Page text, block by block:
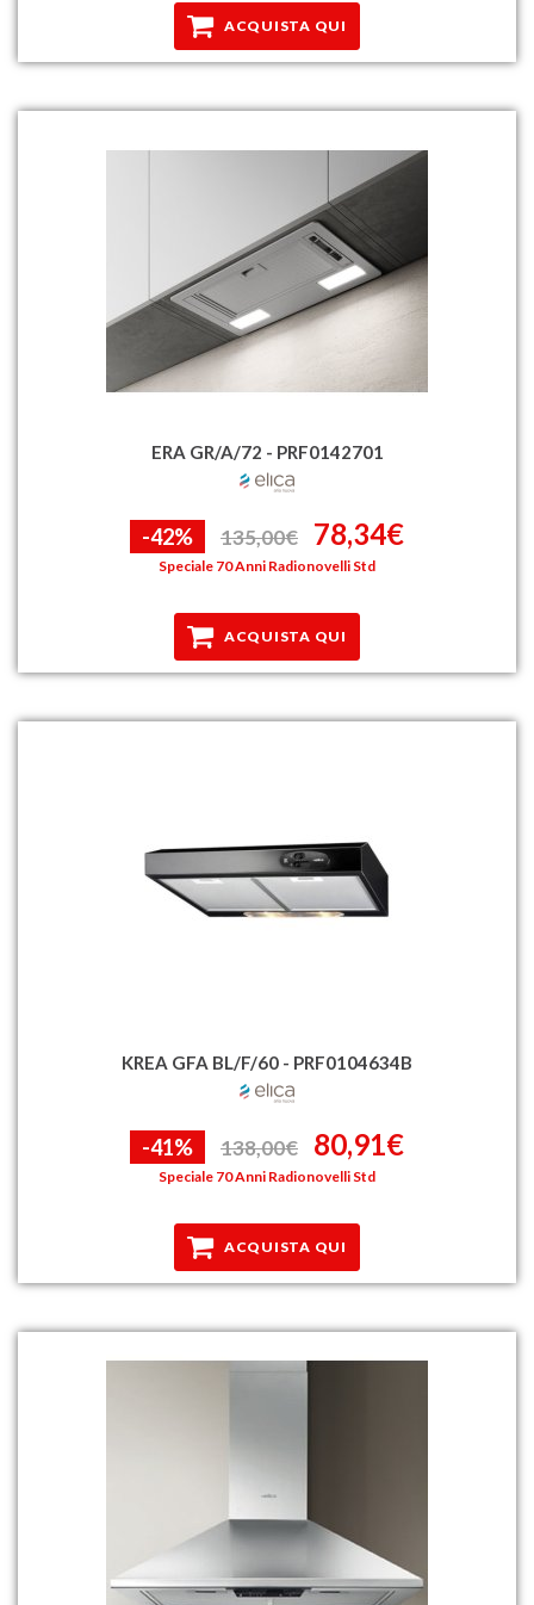
ACQUISTA QUI
ERA GR/A/72 - PRF0142701
-42% 135,00€ 78,34€
Speciale 70 Anni Radionovelli Std
ACQUISTA QUI
KREA GFA BL/F/60 - PRF0104634B
-41% 138,00€ 80,91€
Speciale 70 Anni Radionovelli Std
ACQUISTA QUI